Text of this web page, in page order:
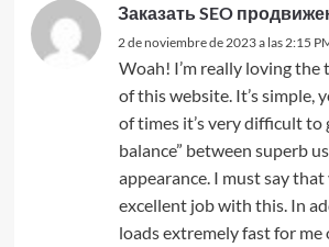
Заказать SEO
2 de noviembre de 2023 a las 2:15
Woah! I’m really loving
of this website. It’s simple,
of times it’s very difficult to
balance” between superb
appearance. I must say that
excellent job with this. In
loads extremely fast for me